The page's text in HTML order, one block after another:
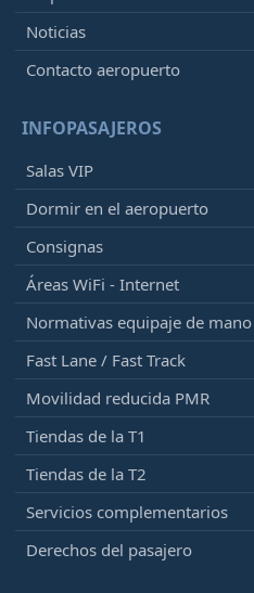
Noticias
Contacto aeropuerto
INFOPASAJEROS
Salas VIP
Dormir en el aeropuerto
Consignas
Áreas WiFi - Internet
Normativas equipaje de mano
Fast Lane / Fast Track
Movilidad reducida PMR
Tiendas de la T1
Tiendas de la T2
Servicios complementarios
Derechos del pasajero